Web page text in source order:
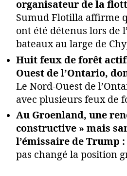
organisateur de la
Sumud Flotilla affirme
ont été détenus lors de
bateaux au large de
Huit feux de forêt
Ouest de l’Ontario,
Le Nord-Ouest de
avec plusieurs feux de
Au Groenland, une
constructive » mais
l’émissaire de Trump :
pas changé la position